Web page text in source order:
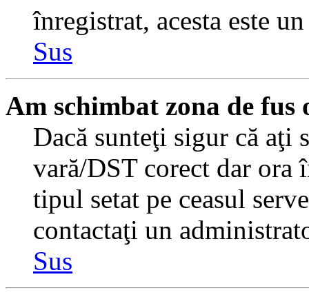
înregistrat, acesta este
Sus
Am schimbat zona de
Dacă sunteţi sigur că aţi
vară/DST corect dar ora
tipul setat pe ceasul
contactaţi un
Sus